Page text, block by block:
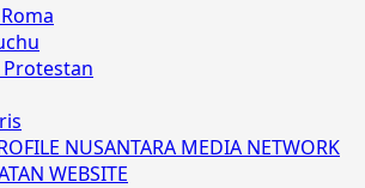
NUSANTARA MEDIA NETWORK
WEBSITE